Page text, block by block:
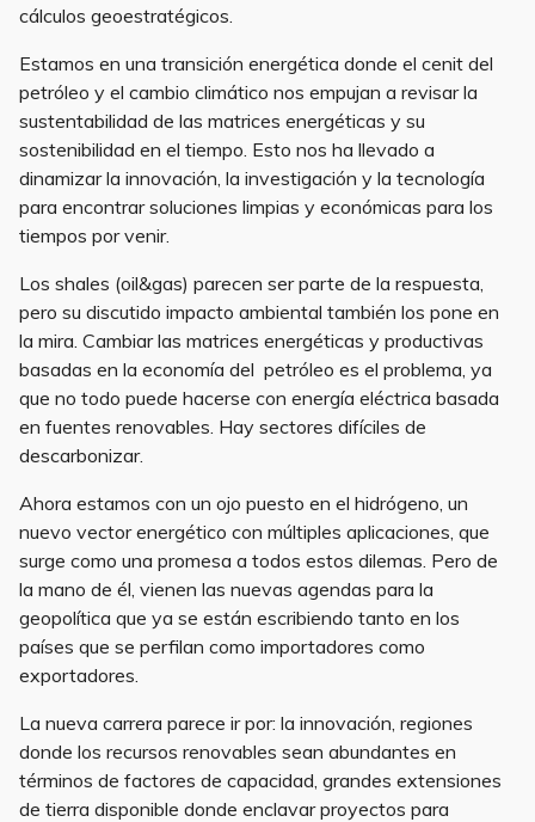
cálculos geoestratégicos.
Estamos en una transición energética donde el cenit del
petróleo y el cambio climático nos empujan a revisar la
sustentabilidad de las matrices energéticas y su
sostenibilidad en el tiempo. Esto nos ha llevado a
dinamizar la innovación, la investigación y la tecnología
para encontrar soluciones limpias y económicas para los
tiempos por venir.
Los shales (oil&gas) parecen ser parte de la respuesta,
pero su discutido impacto ambiental también los pone en
la mira. Cambiar las matrices energéticas y productivas
basadas en la economía del petróleo es el problema, ya
que no todo puede hacerse con energía eléctrica basada
en fuentes renovables. Hay sectores difíciles de
descarbonizar.
Ahora estamos con un ojo puesto en el hidrógeno, un
nuevo vector energético con múltiples aplicaciones, que
surge como una promesa a todos estos dilemas. Pero de
la mano de él, vienen las nuevas agendas para la
geopolítica que ya se están escribiendo tanto en los
países que se perfilan como importadores como
exportadores.
La nueva carrera parece ir por: la innovación, regiones
donde los recursos renovables sean abundantes en
términos de factores de capacidad, grandes extensiones
de tierra disponible donde enclavar proyectos para